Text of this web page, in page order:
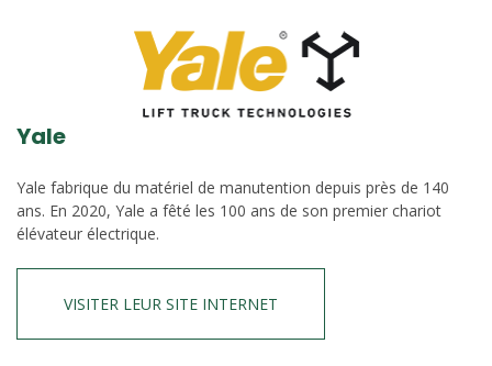
Yale
Yale fabrique du matériel de manutention depuis près de 140
ans. En 2020, Yale a fêté les 100 ans de son premier chariot
élévateur électrique.
VISITER LEUR SITE INTERNET